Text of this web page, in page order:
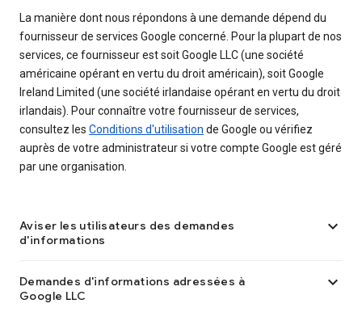
La manière dont nous répondons à une demande dépend du
fournisseur de services Google concerné. Pour la plupart de nos
services, ce fournisseur est soit Google LLC (une société
américaine opérant en vertu du droit américain), soit Google
Ireland Limited (une société irlandaise opérant en vertu du droit
irlandais). Pour connaître votre fournisseur de services,
consultez les Conditions d'utilisation de Google ou vérifiez
auprès de votre administrateur si votre compte Google est géré
par une organisation.
Aviser les utilisateurs des demandes
d'informations

Demandes d'informations adressées à
Google LLC
